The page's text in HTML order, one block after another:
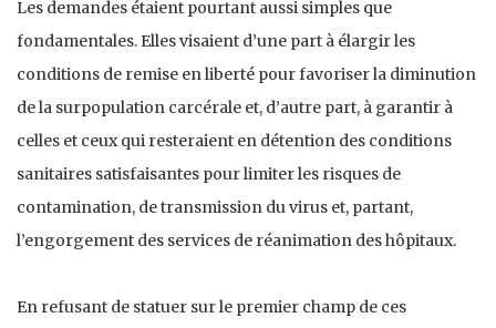
Les demandes étaient pourtant aussi simples que
fondamentales. Elles visaient d’une part à élargir les
conditions de remise en liberté pour favoriser la diminution
de la surpopulation carcérale et, d’autre part, à garantir à
celles et ceux qui resteraient en détention des conditions
sanitaires satisfaisantes pour limiter les risques de
contamination, de transmission du virus et, partant,
l’engorgement des services de réanimation des hôpitaux.
En refusant de statuer sur le premier champ de ces